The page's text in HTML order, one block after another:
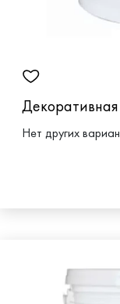
Нет других